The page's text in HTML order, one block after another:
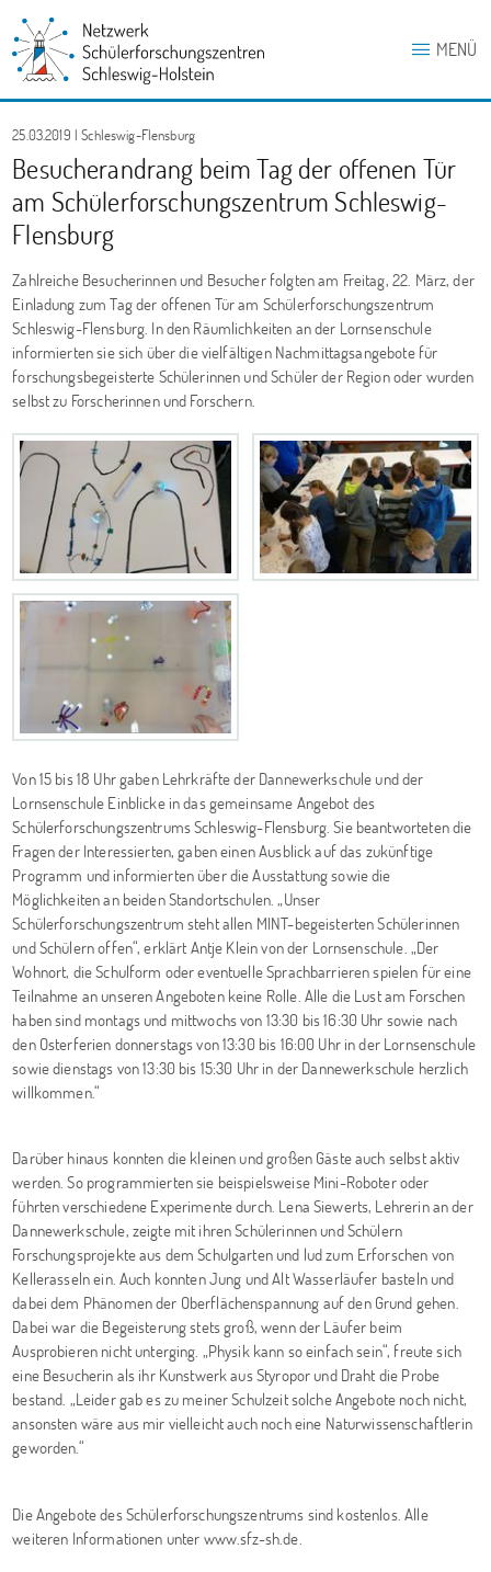
MENÜ
25.03.2019 | Schleswig-Flensburg
Besucherandrang beim Tag der offenen Tür
am Schülerforschungszentrum Schleswig-
Flensburg
Zahlreiche Besucherinnen und Besucher folgten am Freitag, 22. März, der
Einladung zum Tag der offenen Tür am Schülerforschungszentrum
Schleswig-Flensburg. In den Räumlichkeiten an der Lornsenschule
informierten sie sich über die vielfältigen Nachmittagsangebote für
forschungsbegeisterte Schülerinnen und Schüler der Region oder wurden
selbst zu Forscherinnen und Forschern.
Von 15 bis 18 Uhr gaben Lehrkräfte der Dannewerkschule und der
Lornsenschule Einblicke in das gemeinsame Angebot des
Schülerforschungszentrums Schleswig-Flensburg. Sie beantworteten die
Fragen der Interessierten, gaben einen Ausblick auf das zukünftige
Programm und informierten über die Ausstattung sowie die
Möglichkeiten an beiden Standortschulen. „Unser
Schülerforschungszentrum steht allen MINT-begeisterten Schülerinnen
und Schülern offen“, erklärt Antje Klein von der Lornsenschule. „Der
Wohnort, die Schulform oder eventuelle Sprachbarrieren spielen für eine
Teilnahme an unseren Angeboten keine Rolle. Alle die Lust am Forschen
haben sind montags und mittwochs von 13:30 bis 16:30 Uhr sowie nach
den Osterferien donnerstags von 13:30 bis 16:00 Uhr in der Lornsenschule
sowie dienstags von 13:30 bis 15:30 Uhr in der Dannewerkschule herzlich
willkommen.“
Darüber hinaus konnten die kleinen und großen Gäste auch selbst aktiv
werden. So programmierten sie beispielsweise Mini-Roboter oder
führten verschiedene Experimente durch. Lena Siewerts, Lehrerin an der
Dannewerkschule, zeigte mit ihren Schülerinnen und Schülern
Forschungsprojekte aus dem Schulgarten und lud zum Erforschen von
Kellerasseln ein. Auch konnten Jung und Alt Wasserläufer basteln und
dabei dem Phänomen der Oberflächenspannung auf den Grund gehen.
Dabei war die Begeisterung stets groß, wenn der Läufer beim
Ausprobieren nicht unterging. „Physik kann so einfach sein“, freute sich
eine Besucherin als ihr Kunstwerk aus Styropor und Draht die Probe
bestand. „Leider gab es zu meiner Schulzeit solche Angebote noch nicht,
ansonsten wäre aus mir vielleicht auch noch eine Naturwissenschaftlerin
geworden.“
Die Angebote des Schülerforschungszentrums sind kostenlos. Alle
weiteren Informationen unter www.sfz-sh.de.